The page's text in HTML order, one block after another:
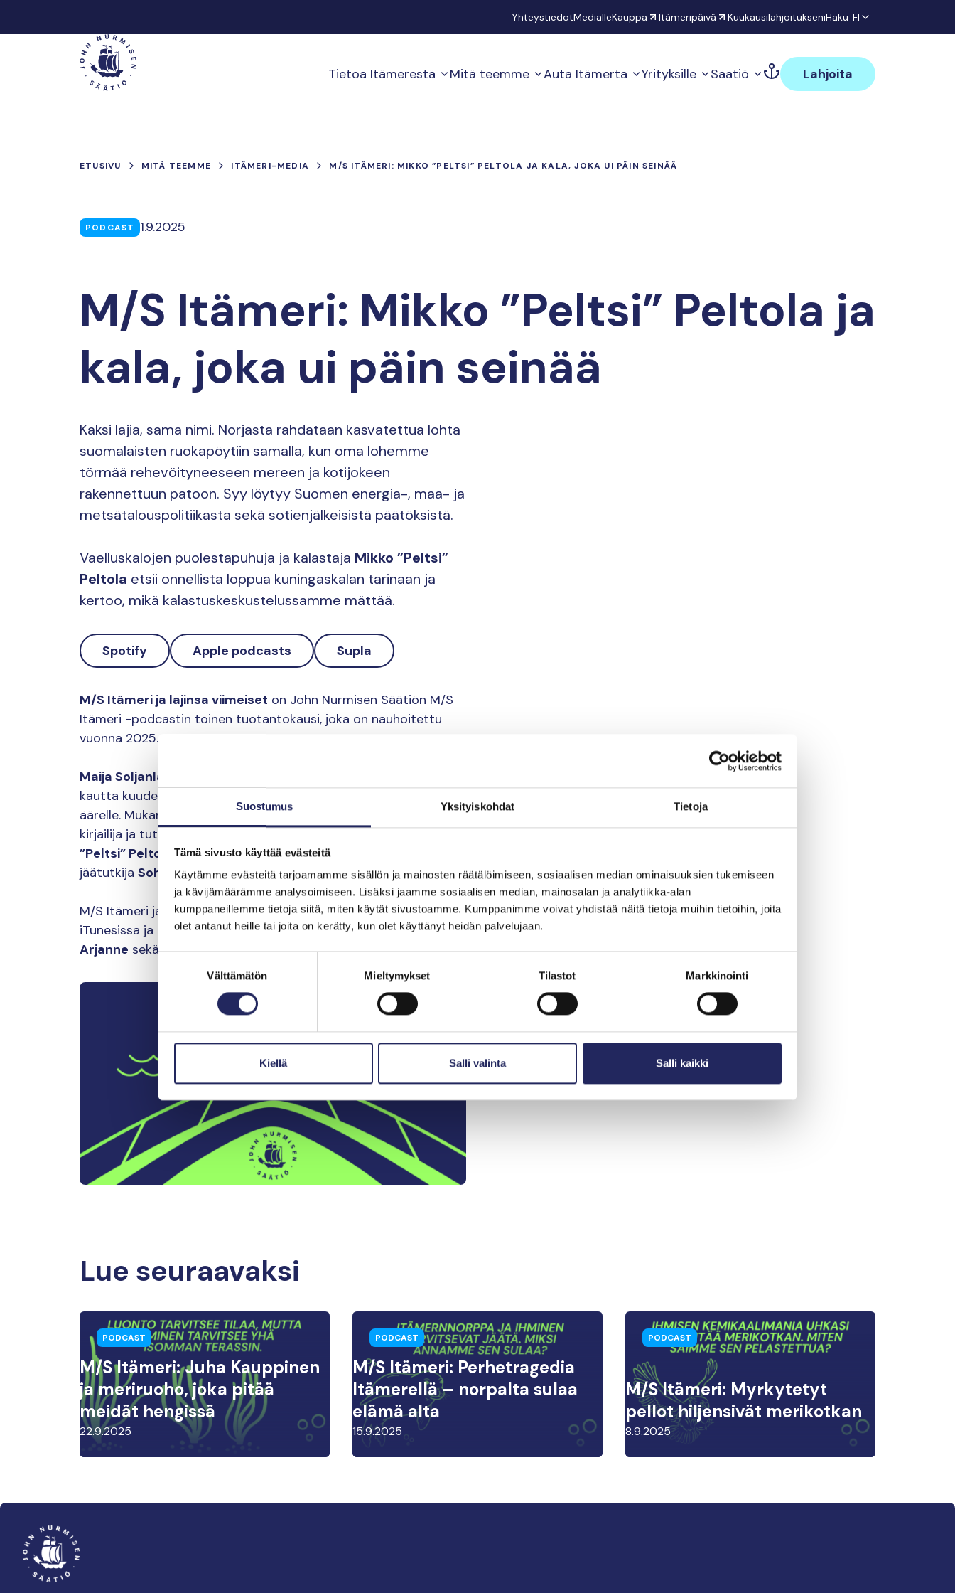
Suostumus Yksityiskohdat Tietoja
Tämä sivusto käyttää evästeitä
Käytämme evästeitä tarjoamamme sisällön ja mainosten räätälöimiseen, sosiaalisen median ominaisuuksien tukemiseen
ja kävijämäärämme analysoimiseen. Lisäksi jaamme sosiaalisen median, mainosalan ja analytiikka-alan
kumppaneillemme tietoja siitä, miten käytät sivustoamme. Kumppanimme voivat yhdistää näitä tietoja muihin tietoihin, joita
olet antanut heille tai joita on kerätty, kun olet käyttänyt heidän palvelujaan.
Välttämätön Mieltymykset Tilastot Markkinointi
Kiellä Salli valinta Salli kaikki
YhteystiedotMedialleKauppa Itämeripäivä KuukausilahjoitukseniHaku FI
Päävalikko Tietoa Itämerestä Mitä teemme Auta Itämerta Yrityksille Säätiö Lahjoita
ETUSIVU MITÄ TEEMME ITÄMERI-MEDIA M/S ITÄMERI: MIKKO ”PELTSI” PELTOLA JA KALA, JOKA UI PÄIN SEINÄÄ
PODCAST 1.9.2025
M/S Itämeri: Mikko ”Peltsi” Peltola ja
kala, joka ui päin seinää
Kaksi lajia, sama nimi. Norjasta rahdataan kasvatettua lohta
suomalaisten ruokapöytiin samalla, kun oma lohemme
törmää rehevöityneeseen mereen ja kotijokeen
rakennettuun patoon. Syy löytyy Suomen energia-, maa- ja
metsätalouspolitiikasta sekä sotienjälkeisistä päätöksistä.
Vaelluskalojen puolestapuhuja ja kalastaja Mikko ”Peltsi”
Peltola etsii onnellista loppua kuningaskalan tarinaan ja
kertoo, mikä kalastuskeskustelussamme mättää.
Spotify Apple podcasts Supla
M/S Itämeri ja lajinsa viimeiset on John Nurmisen Säätiön M/S
Itämeri -podcastin toinen tuotantokausi, joka on nauhoitettu
vuonna 2025.
Maija Soljanlahti
kautta kuudennen sukupuuttoaallon juurisyiden ja ratkaisujen
äärelle. Mukana aluksella ovat tutkija ja kirjailija
Iida Turpeinen
kirjailija ja tutkija
”Peltsi” Peltola , erikoistutkija ja lintuharrastaja
jäätutkija Sohvi Kangasluomasekä kirjailijaJuha Kauppinen.
M/S Itämeri ja lajinsa viimeiset on kuunneltavissa Spotifyssa,
iTunesissa ja Suplassa. Podcastin peräsimessä ovat tuottajaIppi
Arjanne sekä äänisuunnittelijaJuha Jaakkola.
Lue seuraavaksi
PODCAST
M/S Itämeri: Juha Kauppinen
ja meriruoho, joka pitää
meidät hengissä
22.9.2025
PODCAST
M/S Itämeri: Perhetragedia
Itämerellä – norpalta sulaa
elämä alta
15.9.2025
PODCAST
M/S Itämeri: Myrkytetyt
pellot hiljensivät merikotkan
8.9.2025